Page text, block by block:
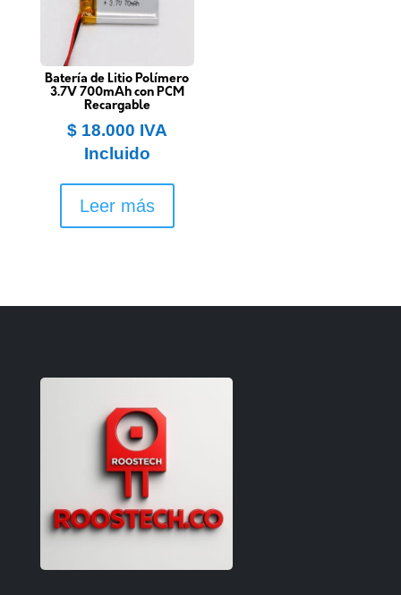
Batería de Litio Polímero
3.7V 700mAh con PCM
Recargable
$18.000 IVA
Incluido
Leer más